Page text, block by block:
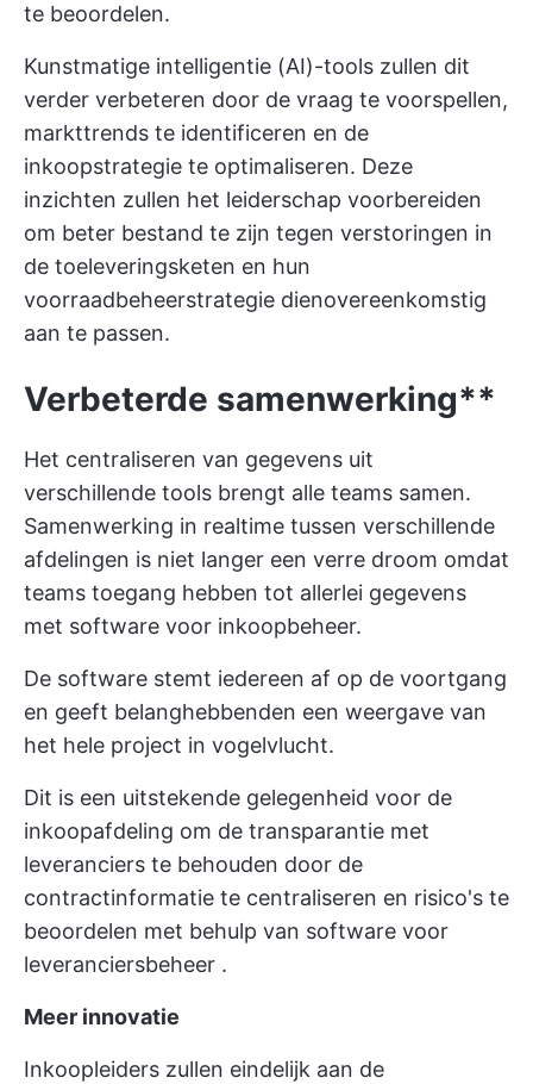
te beoordelen.
Kunstmatige intelligentie (AI)-tools zullen dit
verder verbeteren door de vraag te voorspellen,
markttrends te identificeren en de
inkoopstrategie te optimaliseren. Deze
inzichten zullen het leiderschap voorbereiden
om beter bestand te zijn tegen verstoringen in
de toeleveringsketen en hun
voorraadbeheerstrategie dienovereenkomstig
aan te passen.
Verbeterde samenwerking**
Het centraliseren van gegevens uit
verschillende tools brengt alle teams samen.
Samenwerking in realtime tussen verschillende
afdelingen is niet langer een verre droom omdat
teams toegang hebben tot allerlei gegevens
met software voor inkoopbeheer.
De software stemt iedereen af op de voortgang
en geeft belanghebbenden een weergave van
het hele project in vogelvlucht.
Dit is een uitstekende gelegenheid voor de
inkoopafdeling om de transparantie met
leveranciers te behouden door de
contractinformatie te centraliseren en risico's te
beoordelen met behulp van software voor
leveranciersbeheer .
Meer innovatie
Inkoopleiders zullen eindelijk aan de